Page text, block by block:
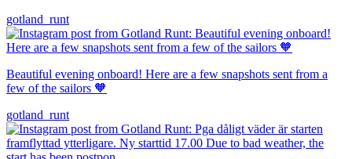
gotland_runt
Beautiful evening onboard! Here are a few snapshots sent from a
few of the sailors 🧡
gotland_runt